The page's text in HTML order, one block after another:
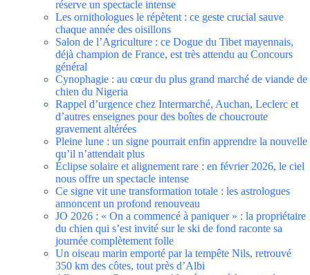
réserve un spectacle intense
Les ornithologues le répètent : ce geste crucial sauve
chaque année des oisillons
Salon de l’Agriculture : ce Dogue du Tibet mayennais,
déjà champion de France, est très attendu au Concours
général
Cynophagie : au cœur du plus grand marché de viande de
chien du Nigeria
Rappel d’urgence chez Intermarché, Auchan, Leclerc et
d’autres enseignes pour des boîtes de choucroute
gravement altérées
Pleine lune : un signe pourrait enfin apprendre la nouvelle
qu’il n’attendait plus
Éclipse solaire et alignement rare : en février 2026, le ciel
nous offre un spectacle intense
Ce signe vit une transformation totale : les astrologues
annoncent un profond renouveau
JO 2026 : « On a commencé à paniquer » : la propriétaire
du chien qui s’est invité sur le ski de fond raconte sa
journée complètement folle
Un oiseau marin emporté par la tempête Nils, retrouvé
350 km des côtes, tout près d’Albi